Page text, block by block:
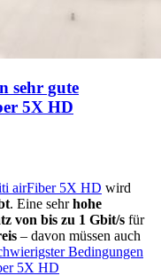
sehr gute
5X HD
airFiber 5X HD wird
. Eine sehrhohe
von bis zu 1 Gbit/s für
– davon müssen auch
Bedingungen
5X HD